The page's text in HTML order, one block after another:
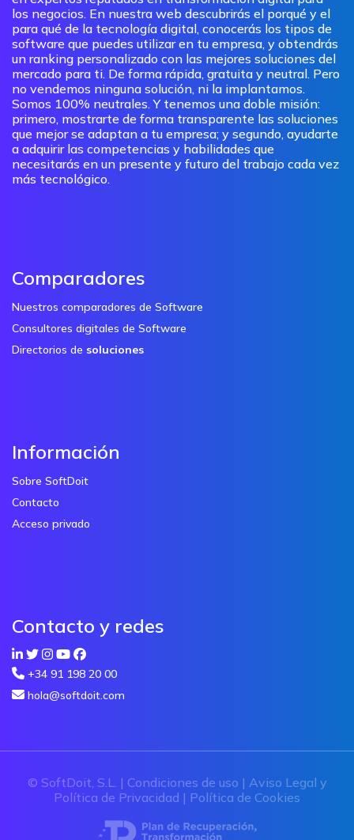
los negocios. En nuestra web descubrirás el porqué y el
para qué de la tecnología digital, conocerás los tipos de
software que puedes utilizar en tu empresa, y obtendrás
un ranking personalizado con las mejores soluciones del
mercado para ti. De forma rápida, gratuita y neutral. Pero
no vendemos ninguna solución, ni la implantamos.
Somos 100% neutrales. Y tenemos una doble misión:
primero, mostrarte de forma transparente las soluciones
que mejor se adaptan a tu empresa; y segundo, ayudarte
a adquirir las competencias y habilidades que
necesitarás en un presente y futuro del trabajo cada vez
más tecnológico.
Comparadores
Nuestros comparadores de Software
Consultores digitales de Software
Directorios de soluciones
Información
Sobre SoftDoit
Contacto
Acceso privado
Contacto y redes
+34 91 198 20 00
hola@softdoit.com
© SoftDoit, S.L. | Condiciones de uso | Aviso Legal y
Política de Privacidad | Política de Cookies